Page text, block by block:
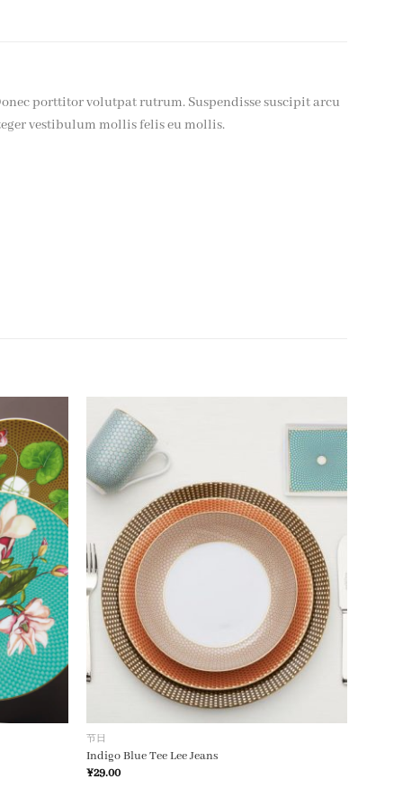
porttitor volutpat rutrum. Suspendisse suscipit arcu
vestibulum mollis felis eu mollis.
加入
心愿
单
心愿
单
节日
Indigo Blue Tee Lee Jeans
¥29.00